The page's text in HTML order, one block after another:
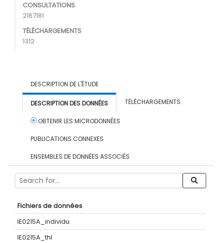
CONSULTATIONS
2167181
TÉLÉCHARGEMENTS
1312
DESCRIPTION DE L'ÉTUDE
DESCRIPTION DES DONNÉES TÉLÉCHARGEMENTS
OBTENIR LES MICRODONNÉES
PUBLICATIONS CONNEXES
ENSEMBLES DE DONNÉES ASSOCIÉS
Fichiers de données
IE0215A_individu
IE0215A_thl